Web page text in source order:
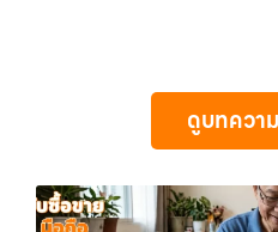
ซื้อแท็บเล็ต, หรือบริการอื่นๆ เกี่ยวกับสิ
เครื่อง ฟรี ปราบปรามความยุ่งยากทั้งห
จ่ายเงินทันทีเมื่อตกลงซื้อขายสำเร็จ บ
สายใหม่-เก่า, Samsung ทุกรุ่น, iPad
จะอยู่ในสภาพใช้งานแล้ว ตกแต่งแล้ว ห
ไม่ได้ขึ้นอยู่แค่ยี่ห้อ แต่ขึ้นอยู่กับสภาพจ
ไอที กรุงเทพฯ เราพร้อมให้บริการครบ
โทรศัพท์, รับซื้อแมคบุค, รับซื้อโน๊ตบุ๊ค,
กับสินค้าไอที กรุงเทพฯ… รับซื้อไอแพ
โฟน, รับซื้อไอแพด, รับซื้อมือถือ ยินดีต้
เว็บไซต์ที่คุณไว้วางใจได้ สำหรับบริก
ดูบทควา